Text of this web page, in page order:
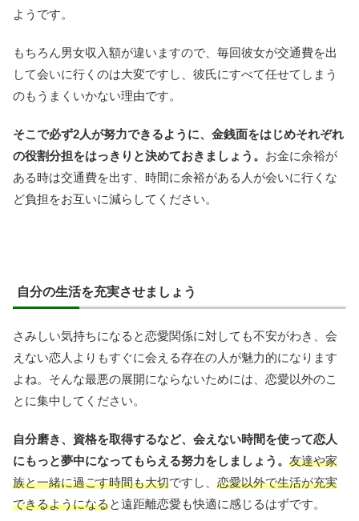
ようです。
もちろん男女収入額が違いますので、毎回彼女が交通費を出
して会いに行くのは大変ですし、彼氏にすべて任せてしまう
のもうまくいかない理由です。
そこで必ず2人が努力できるように、金銭面をはじめそれぞれ
の役割分担をはっきりと決めておきましょう。 お金に余裕が
ある時は交通費を出す、時間に余裕がある人が会いに行くな
ど負担をお互いに減らしてください。
自分の生活を充実させましょう
さみしい気持ちになると恋愛関係に対しても不安がわき、会
えない恋人よりもすぐに会える存在の人が魅力的になります
よね。そんな最悪の展開にならないためには、恋愛以外のこ
とに集中してください。
自分磨き、資格を取得するなど、会えない時間を使って恋人
にもっと夢中になってもらえる努力をしましょう。 友達や家
族と一緒に過ごす時間も大切ですし、 恋愛以外で生活が充実
できるようになると遠距離恋愛も快適に感じるはずです。